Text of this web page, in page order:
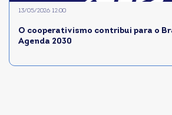
O cooperativismo contribui para o
Agenda 2030
13/05/2026 12:00